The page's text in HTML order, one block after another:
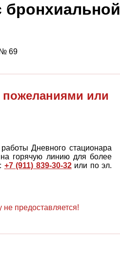
бронхиальной
№ 69
пожеланиями или
Дневного стационара
на горячую линию для более
+7 (911) 839-30-32или по эл.
предоставляется!